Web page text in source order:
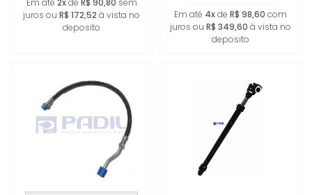
Em até 2xde R$ 90,80 sem
juros ou R$ 172,52 à vista no
deposito
Em até 4xde R$ 98,60 com
juros ou R$ 349,60 à vista no
deposito